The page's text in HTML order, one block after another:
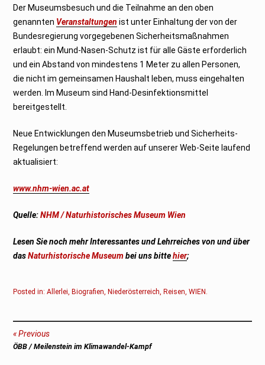
Der Museumsbesuch und die Teilnahme an den oben
genannten Veranstaltungen ist unter Einhaltung der von der
Bundesregierung vorgegebenen Sicherheitsmaßnahmen
erlaubt: ein Mund-Nasen-Schutz ist für alle Gäste erforderlich
und ein Abstand von mindestens 1 Meter zu allen Personen,
die nicht im gemeinsamen Haushalt leben, muss eingehalten
werden. Im Museum sind Hand-Desinfektionsmittel
bereitgestellt.
Neue Entwicklungen den Museumsbetrieb und Sicherheits-
Regelungen betreffend werden auf unserer Web-Seite laufend
aktualisiert:
www.nhm-wien.ac.at
Quelle:NHM / Naturhistorisches Museum Wien
Lesen Sie noch mehr Interessantes und Lehrreiches von und über
dasNaturhistorische Museum bei uns bittehier;
Posted in:Allerlei,Biografien,Niederösterreich,Reisen,WIEN.
Beitragsnavigation
Previous
Previous
ÖBB / Meilenstein im Klimawandel-Kampf